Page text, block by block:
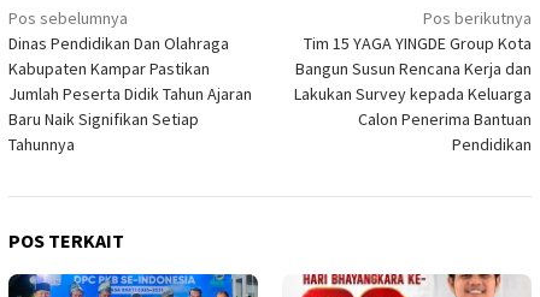
Navigasi
pos
Pos sebelumnya
Dinas Pendidikan Dan Olahraga
Kabupaten Kampar Pastikan
Jumlah Peserta Didik Tahun Ajaran
Baru Naik Signifikan Setiap
Tahunnya
Pos berikutnya
Tim 15 YAGA YINGDE Group Kota
Bangun Susun Rencana Kerja dan
Lakukan Survey kepada Keluarga
Calon Penerima Bantuan
Pendidikan
POS TERKAIT